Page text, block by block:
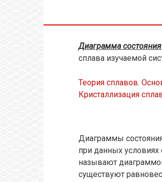
Диаграмма состояния
сплава изучаемой
Теория сплавов.
Кристаллизация
Диаграммы
при данных
называют
существуют